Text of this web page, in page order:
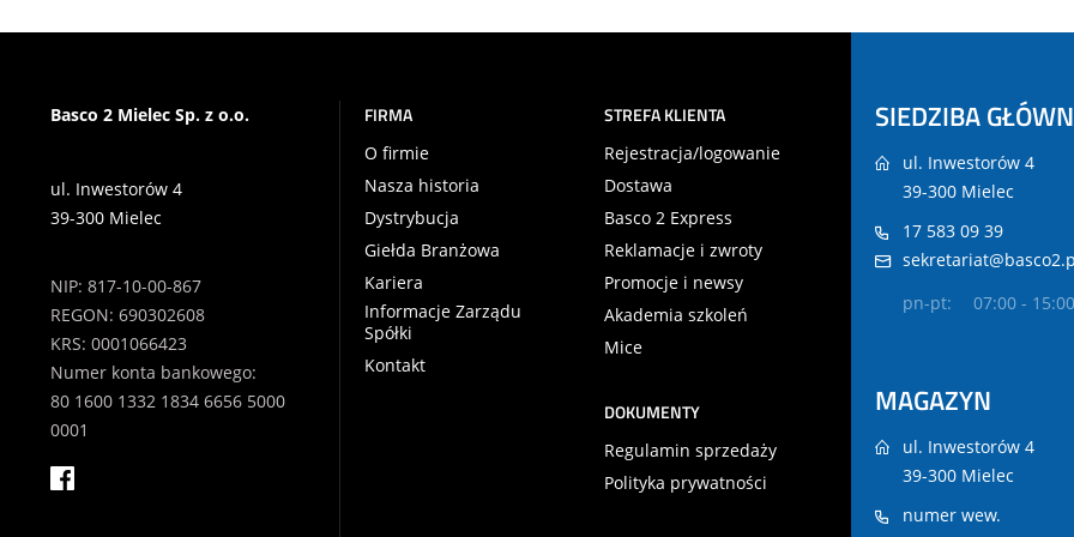
Basco 2 Mielec Sp. z o.o.
ul. Inwestorów 4
39-300 Mielec
NIP: 817-10-00-867
REGON: 690302608
KRS: 0001066423
Numer konta bankowego:
80 1600 1332 1834 6656 5000
0001
FIRMA
O firmie
Nasza historia
Dystrybucja
Giełda Branżowa
Kariera
Informacje Zarządu
Spółki
Kontakt
STREFA KLIENTA
Rejestracja/logowanie
Dostawa
Basco 2 Express
Reklamacje i zwroty
Promocje i newsy
Akademia szkoleń
Mice
DOKUMENTY
Regulamin sprzedaży
Polityka prywatności
SIEDZIBA
ul. Inwestorów 4
39-300 Mielec
17 583 09 39
pn-pt:
07:00 - 15:00
MAGAZYN
ul. Inwestorów 4
39-300 Mielec
numer wew.